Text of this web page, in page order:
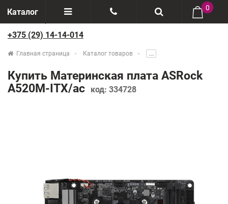
Каталог
Отзывы
Производители
+375(29) 888-44-44
0
+375 (29) 14-14-014
Главная страница Каталог товаров .....
Купить Материнская плата ASRock
A520M-ITX/ac
код: 334728